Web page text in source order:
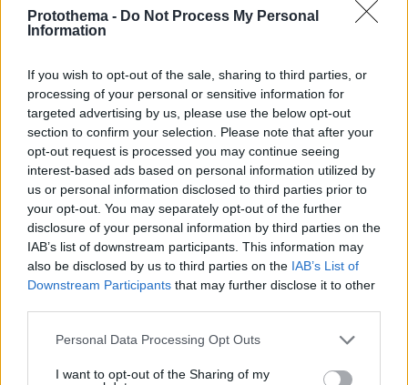
Protothema - Do Not Process My Personal
Information
If you wish to opt-out of the sale, sharing to third parties, or
processing of your personal or sensitive information for
targeted advertising by us, please use the below opt-out
section to confirm your selection. Please note that after your
opt-out request is processed you may continue seeing
interest-based ads based on personal information utilized by
us or personal information disclosed to third parties prior to
your opt-out. You may separately opt-out of the further
disclosure of your personal information by third parties on the
IAB’s list of downstream participants. This information may
also be disclosed by us to third parties on the IAB’s List of
Downstream Participants that may further disclose it to other
Please note that this website/app uses one or more Google
not limited to your visit or usage behaviour. You may click to
Personal Data Processing Opt Outs
I want to opt-out of the Sharing of my
Φειδία Παναγιώτου με σορτς σε
εκδήλωση μνήμης για Ισαάκ και
09.08.2026, 10:07 55
Games
Northern Heights